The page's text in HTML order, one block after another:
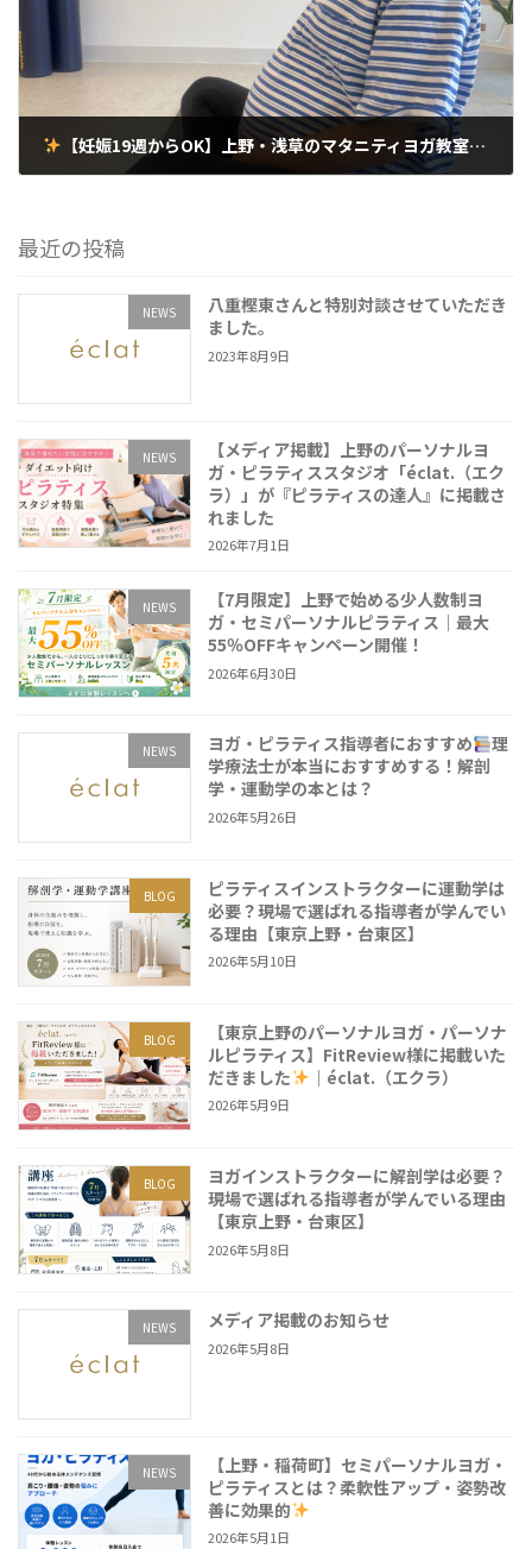
【妊娠19週からOK】上野・浅草のマタニティヨガ教室｜妊婦さんの体と心を整えるやさしいヨガ
最近の投稿
NEWS
八重樫東さんと特別対談させていただき
ました。
2023年8月9日
NEWS
【メディア掲載】上野のパーソナルヨ
ガ・ピラティススタジオ「éclat.（エク
ラ）」が『ピラティスの達人』に掲載さ
れました
2026年7月1日
NEWS
【7月限定】上野で始める少人数制ヨ
ガ・セミパーソナルピラティス｜最大
55％OFFキャンペーン開催！
2026年6月30日
NEWS ヨガ・ピラティス指導者におすすめ
理
学療法士が本当におすすめする！解剖
学・運動学の本とは？
2026年5月26日
BLOG
ピラティスインストラクターに運動学は
必要？現場で選ばれる指導者が学んでい
る理由【東京上野・台東区】
2026年5月10日
BLOG
【東京上野のパーソナルヨガ・パーソナ
ルピラティス】FitReview様に掲載いた
だきました
｜éclat.（エクラ）
2026年5月9日
BLOG
ヨガインストラクターに解剖学は必要？
現場で選ばれる指導者が学んでいる理由
【東京上野・台東区】
2026年5月8日
NEWS メディア掲載のお知らせ
2026年5月8日
NEWS
【上野・稲荷町】セミパーソナルヨガ・
ピラティスとは？柔軟性アップ・姿勢改
善に効果的
2026年5月1日